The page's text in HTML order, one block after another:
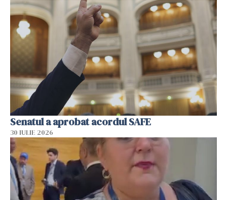
Senatul a aprobat acordul SAFE
30 IULIE 2026